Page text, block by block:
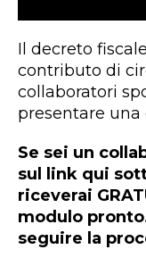
Il decreto
contributo di
collaboratori
presentare una
Se sei un
sul link qui
riceverai
modulo
seguire la